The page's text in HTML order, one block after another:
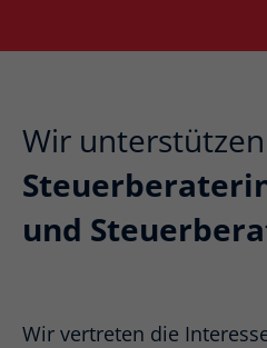
Wir
und
Wir vertreten die